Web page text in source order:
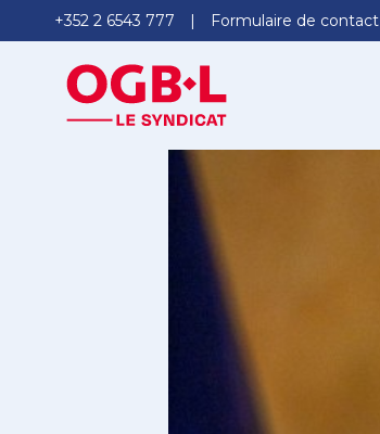
+352 2 6543 777 Formulaire de contact